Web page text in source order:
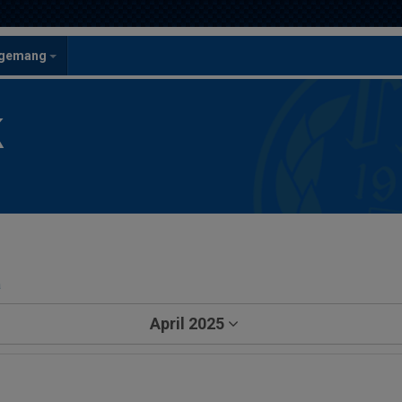
April 2025